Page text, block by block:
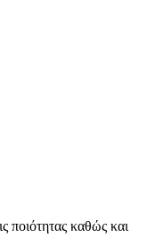
ποιότητας καθώς και